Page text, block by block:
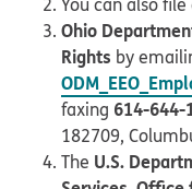
Ohio
Rights by
faxing 614-644-
182709,
The U.S.